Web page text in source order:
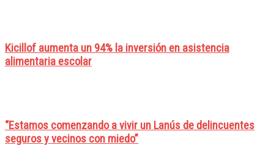
Kicillof aumenta un 94% la inversión en asistencia
alimentaria escolar
“Estamos comenzando a vivir un Lanús de delincuentes
seguros y vecinos con miedo”